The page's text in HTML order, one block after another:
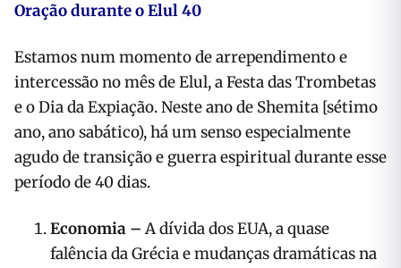
Oração durante o Elul 40
Estamos num momento de arrependimento e
intercessão no mês de Elul, a Festa das Trombetas
e o Dia da Expiação. Neste ano de Shemita [sétimo
ano, ano sabático), há um senso especialmente
agudo de transição e guerra espiritual durante esse
período de 40 dias.
Economia – A dívida dos EUA, a quase
falência da Grécia e mudanças dramáticas na